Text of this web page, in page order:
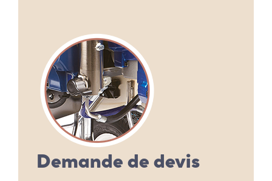
Demande de devis